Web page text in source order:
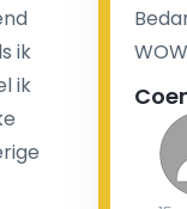
over uw
bevat alle
prijs die u
en een
ik
ik